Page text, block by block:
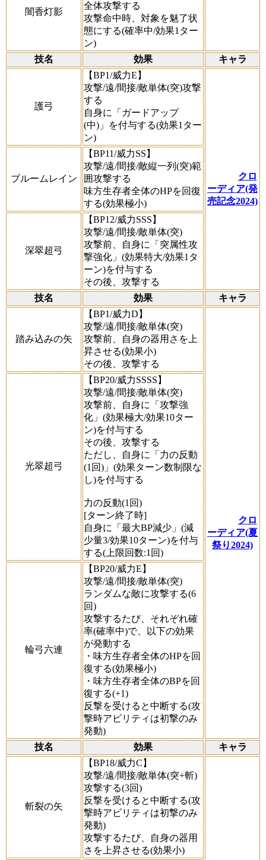
闇香灯影
全体攻撃する
攻撃命中時、対象を魅了状
態にする(確率中/効果1ター
ン)
技名
効果 キャラ
護弓
【BP1/威力E】
攻撃/遠/間接/敵単体(突)攻撃
する
自身に「ガードアップ
(中)」を付与する(効果1ター
ン)
クロ
ーディア(発
売記念2024)
ブルームレイン
【BP11/威力SS】
攻撃/遠/間接/敵縦一列(突)範
囲攻撃する
味方生存者全体のHPを回復
する(効果極小)
深翠超弓
【BP12/威力SSS】
攻撃/遠/間接/敵単体(突)
攻撃前、自身に「突属性攻
撃強化」(効果特大/効果1タ
ーン)を付与する
その後、攻撃する
技名
効果 キャラ
踏み込みの矢
【BP1/威力D】
攻撃/遠/間接/敵単体(突)
攻撃前、自身の器用さを上
昇させる(効果小)
その後、攻撃する
クロ
ーディア(夏
祭り2024)
光翠超弓
【BP20/威力SSSS】
攻撃/遠/間接/敵単体(突)
攻撃前、自身に「攻撃強
化」(効果極大/効果10ター
ン)を付与する
その後、攻撃する
ただし、自身に「力の反動
(1回)」(効果ターン数制限な
し)を付与する
力の反動(1回)
[ターン終了時]
自身に「最大BP減少」(減
少量3/効果10ターン)を付与
する(上限回数:1回)
輪弓六連
【BP20/威力E】
攻撃/遠/間接/敵単体(突)
ランダムな敵に攻撃する(6
回)
攻撃するたび、それぞれ確
率(確率中)で、以下の効果
が発動する
・味方生存者全体のHPを回
復する(効果極小)
・味方生存者全体のBPを回
復する(+1)
反撃を受けると中断する(攻
撃時アビリティは初撃のみ
発動)
技名
効果 キャラ
斬裂の矢
【BP18/威力C】
攻撃/遠/間接/敵単体(突+斬)
攻撃する(3回)
反撃を受けると中断する(攻
撃時アビリティは初撃のみ
発動)
攻撃するたび、自身の器用
さを上昇させる(効果小)